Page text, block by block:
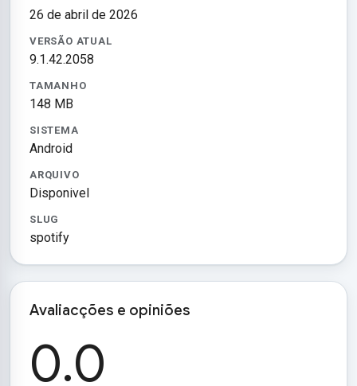
26 de abril de 2026
VERSÃO ATUAL
9.1.42.2058
TAMANHO
148 MB
SISTEMA
Android
ARQUIVO
Disponivel
SLUG
spotify
Avaliacções e opiniões
0.0